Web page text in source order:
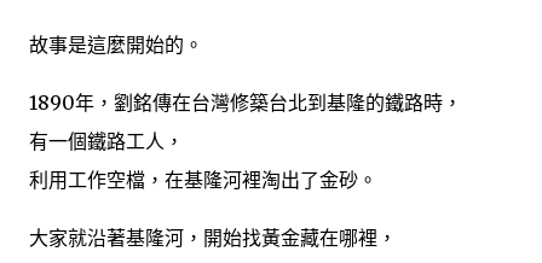
故事是這麼開始的。
1890年，劉銘傳在台灣修築台北到基隆的鐵路時，
有一個鐵路工人，
利用工作空檔，在基隆河裡淘出了金砂。
大家就沿著基隆河，開始找黃金藏在哪裡，